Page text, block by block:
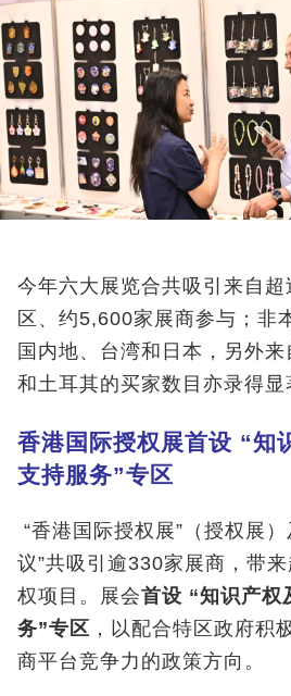
今年六大展览合共吸引来自
区、约5,600家展商参与；非
国内地、台湾和日本，另外
和土耳其的买家数目亦录得显
香港国际授权展首设 “知
支持服务”专区
“香港国际授权展”（授权展
议”共吸引逾330家展商，带
权项目。展会首设 “知识产权
务”专区 ，以配合特区政府积
商平台竞争力的政策方向。